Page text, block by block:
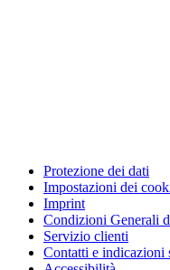
Protezione dei dati
Impostazioni dei
Imprint
Condizioni Generali
Servizio clienti
Contatti e indicazioni